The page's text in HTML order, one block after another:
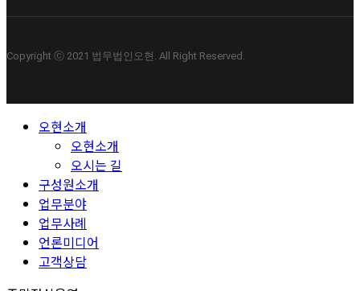
Copyright ⓒ 2021 법무법인오현. All Right Reserved.
Close 오현소개
오현소개
오시는 길
구성원소개
업무분야
업무사례
언론미디어
고객상담